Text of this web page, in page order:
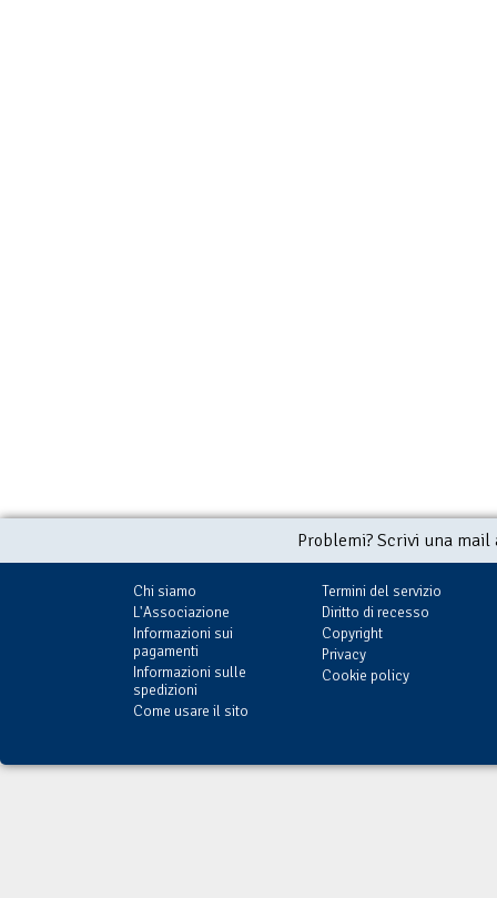
Problemi? Scrivi una
Chi siamo
L'Associazione
Informazioni sui
pagamenti
Informazioni sulle
spedizioni
Come usare il sito
Termini del servizio
Diritto di recesso
Copyright
Privacy
Cookie policy